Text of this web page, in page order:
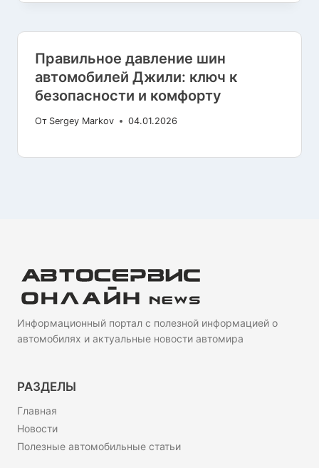
Правильное давление шин
автомобилей Джили: ключ к
безопасности и комфорту
От Sergey Markov 04.01.2026
Информационный портал с полезной информацией о
автомобилях и актуальные новости автомира
РАЗДЕЛЫ
Главная
Новости
Полезные автомобильные статьи